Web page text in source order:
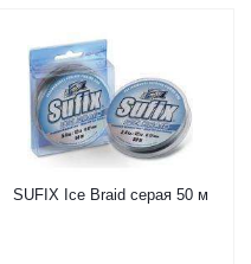
SUFIX Ice Braid серая 50 м